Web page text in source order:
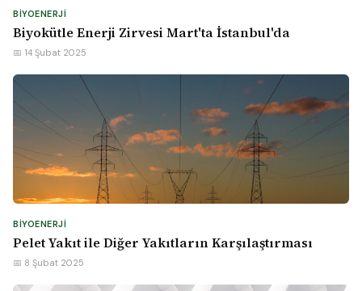
BIYOENERJI
Biyokütle Enerji Zirvesi Mart'ta İstanbul'da
📅 14 Şubat 2025
BIYOENERJI
Pelet Yakıt ile Diğer Yakıtların Karşılaştırması
📅 8 Şubat 2025